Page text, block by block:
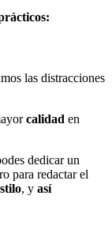
las distracciones
calidad en
dedicar un
para redactar el
, y así